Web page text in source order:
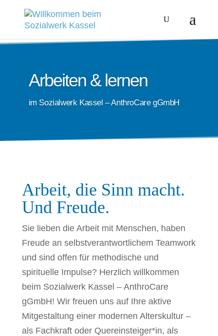
Arbeiten & lernen
im Sozialwerk Kassel – AnthroCare gGmbH
Arbeit, die Sinn macht.
Und Freude.
Sie lieben die Arbeit mit Menschen, haben
Freude an selbstverantwortlichem Teamwork
und sind offen für methodische und
spirituelle Impulse? Herzlich willkommen
beim Sozialwerk Kassel – AnthroCare
gGmbH! Wir freuen uns auf Ihre aktive
Mitgestaltung einer modernen Alterskultur –
als Fachkraft oder Quereinsteiger*in, als